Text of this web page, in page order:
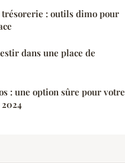
: outils dimo pour
dans une place de
: une option sûre pour votre